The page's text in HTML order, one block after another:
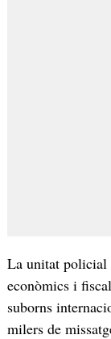
La unitat policial
econòmics i
suborns
milers de